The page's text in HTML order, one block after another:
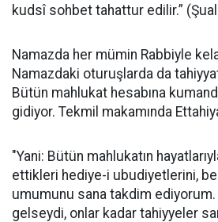
kudsî sohbet tahattur edilir.”
Namazda her mümin Rabbiyle
Namazdaki oturuşlarda da
Bütün mahlukat hesabına
gidiyor. Tekmil makamında
"Yani: Bütün mahlukatın
ettikleri hediye-i ubudiyetlerini,
umumunu sana takdim
gelseydi, onlar kadar tahiyyeler